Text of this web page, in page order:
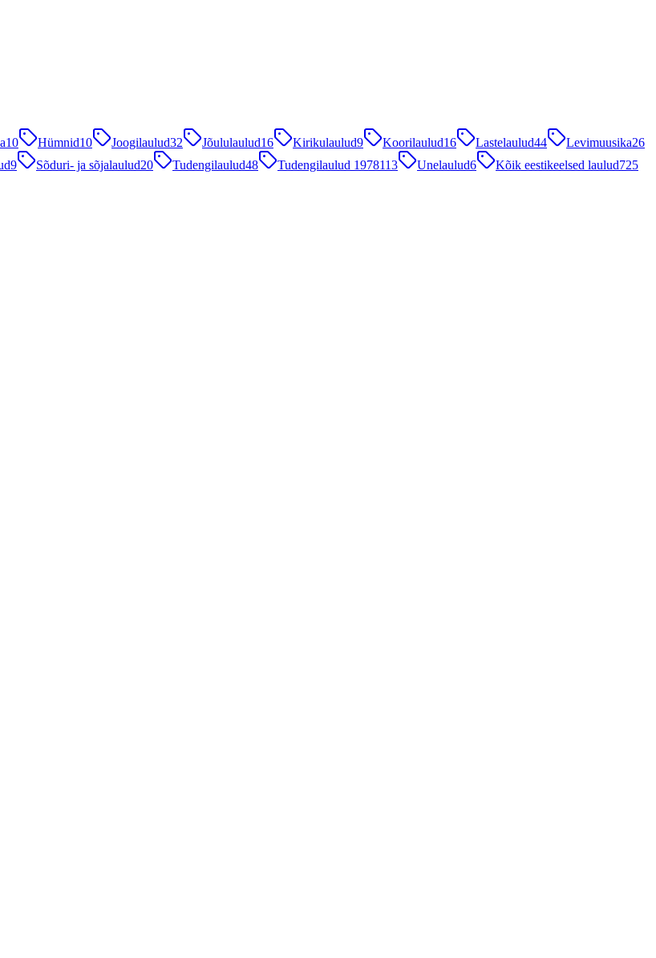
10 Hümnid10 Joogilaulud32 Jõululaulud16 Kirikulaulud9 Koorilaulud16 Lastelaulud44 Levimuusika26
9 Sõduri- ja sõjalaulud20 Tudengilaulud48 Tudengilaulud 1978113 Unelaulud6 Kõik eestikeelsed laulud725